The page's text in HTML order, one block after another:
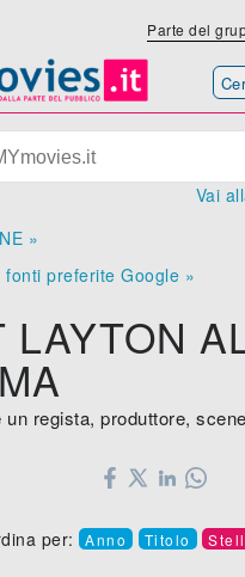
Parte del
Vai
»
fonti preferite Google »
LAYTON
un regista, produttore,
per: Anno Titolo